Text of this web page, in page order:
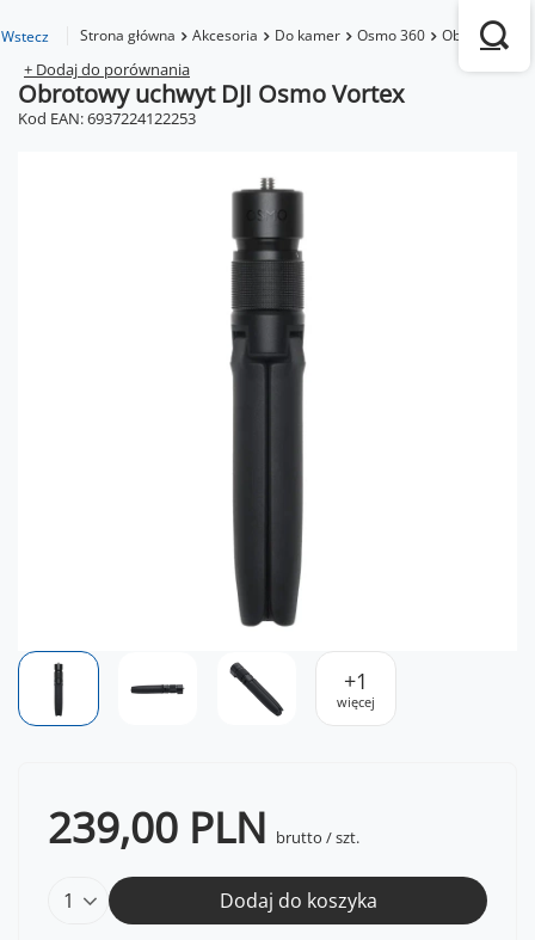
Wstecz Strona główna Akcesoria Do kamer Osmo 360 Obrotowy
+ Dodaj do porównania
Obrotowy uchwyt DJI Osmo Vortex
Kod EAN: 6937224122253
+1
więcej
239,00 PLN brutto /szt.
Dodaj do koszyka